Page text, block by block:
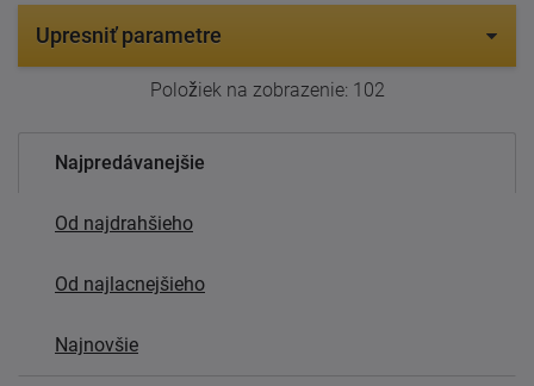
Upresniť parametre
Položiek na zobrazenie: 102
Najpredávanejšie
Od najdrahšieho
Od najlacnejšieho
Najnovšie